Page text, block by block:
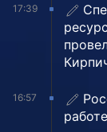
17:39
16:57